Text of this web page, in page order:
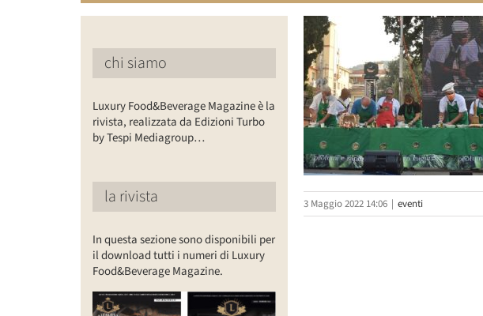
3 Maggio 2022 14:06 | eventi
chi siamo
Luxury Food&Beverage Magazine è la
rivista, realizzata da Edizioni Turbo
by Tespi Mediagroup…
la rivista
In questa sezione sono disponibili per
il download tutti i numeri di Luxury
Food&Beverage Magazine.